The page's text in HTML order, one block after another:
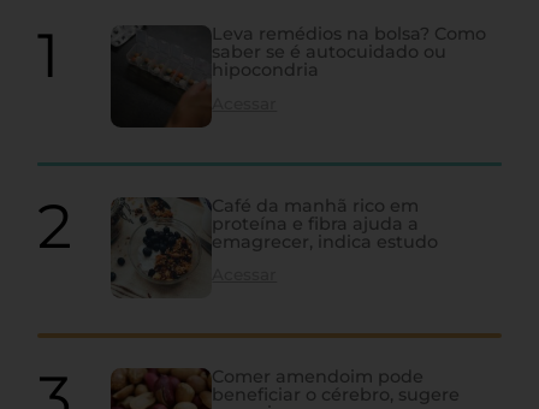
Leva remédios na bolsa? Como
saber se é autocuidado ou
hipocondria
Café da manhã rico em
proteína e fibra ajuda a
emagrecer, indica estudo
Comer amendoim pode
beneficiar o cérebro, sugere